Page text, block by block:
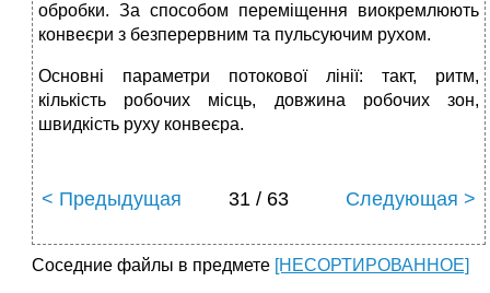
обробки. За способом переміщення виокремлюють
конвеєри з безперервним та пульсуючим рухом.
Основні параметри потокової лінії: такт, ритм,
кількість робочих місць, довжина робочих зон,
швидкість руху конвеєра.
< Предыдущая 31 / 63 Следующая >
Соседние файлы в предмете [НЕСОРТИРОВАННОЕ]